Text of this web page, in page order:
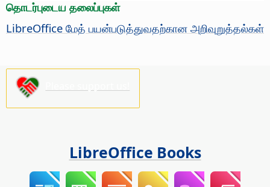
தொடர்புடைய தலைப்புகள்
LibreOffice மேத் பயன்படுத்துவதற்கான அறிவுறுத்தல்கள்
LibreOffice Books